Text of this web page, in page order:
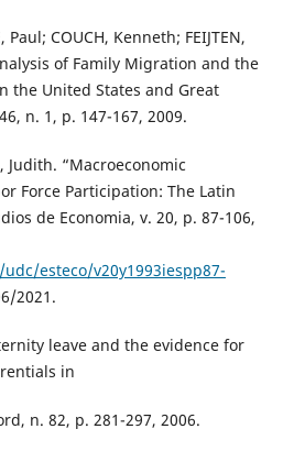
Paul; COUCH, Kenneth; FEIJTEN,
of Family Migration and the
the United States and Great
n. 1, p. 147-167, 2009.
Judith. “Macroeconomic
Force Participation: The Latin
de Economia, v. 20, p. 87-106,
esteco/v20y1993iespp87-
2021.
leave and the evidence for
in
n. 82, p. 281-297, 2006.